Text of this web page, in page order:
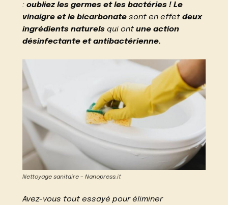
:oubliez les germes et les bactéries !Le
vinaigre et le bicarbonate sont en effetdeux
ingrédients naturels qui ontune action
désinfectante et antibactérienne.
Nettoyage sanitaire – Nanopress.it
Avez-vous tout essayé pour éliminer